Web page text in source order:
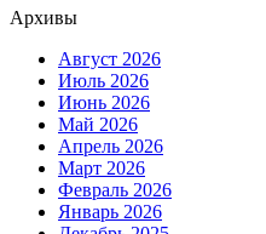
Архивы
Август 2026
Июль 2026
Июнь 2026
Май 2026
Апрель 2026
Март 2026
Февраль 2026
Январь 2026